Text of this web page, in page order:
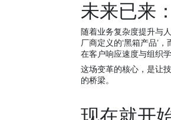
未来已来
随着业务复杂度提升与
厂商定义的‘黑箱产品’
在客户响应速度与组织
这场变革的核心，是让
的桥梁。